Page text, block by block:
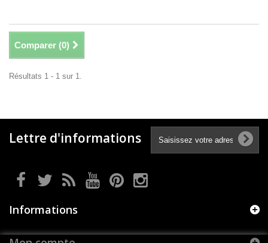
Comparer (0)
Résultats 1 - 1 sur 1.
Lettre d'informations
Informations